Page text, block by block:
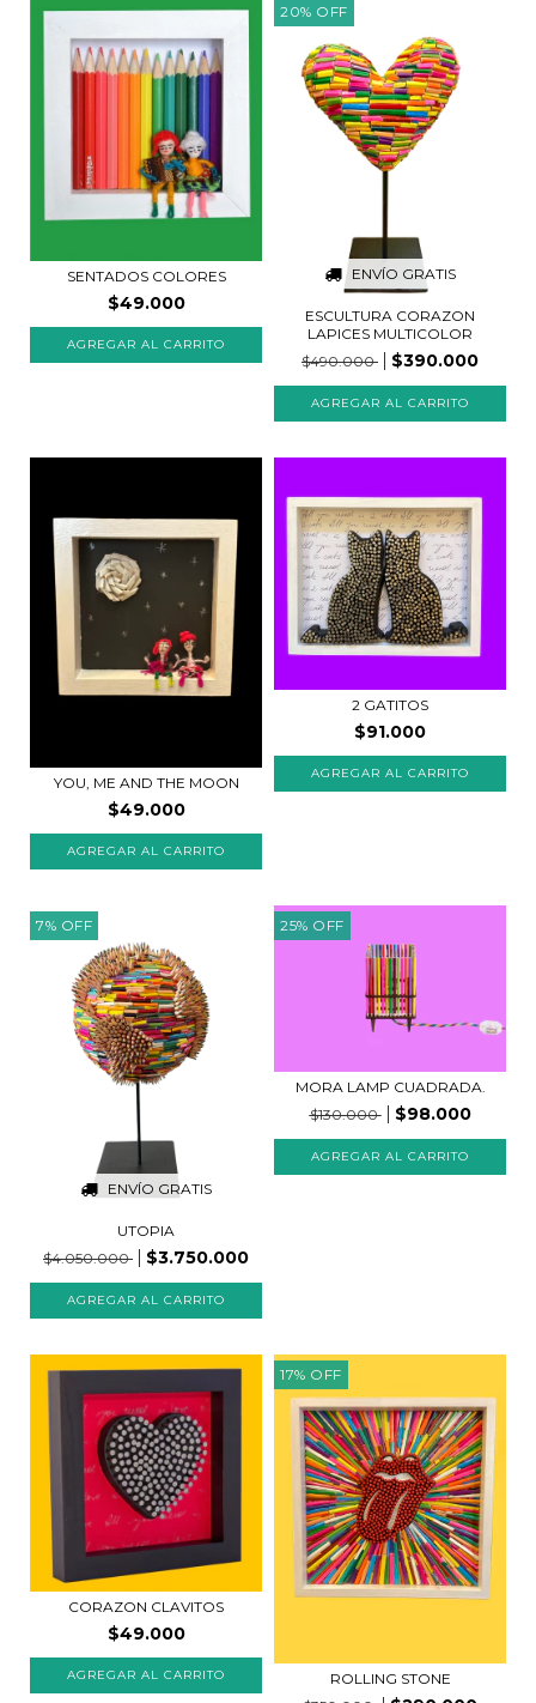
SENTADOS COLORES
$49.000
AGREGAR AL CARRITO
20% OFF
ENVÍO GRATIS
ESCULTURA CORAZON
LAPICES MULTICOLOR
$490.000
$390.000
YOU, ME AND THE MOON
$49.000
2 GATITOS
$91.000
7% OFF
ENVÍO GRATIS
UTOPIA
$4.050.000
$3.750.000
25% OFF
MORA LAMP CUADRADA.
$130.000
$98.000
CORAZON CLAVITOS
$49.000
AGREGAR AL CARRITO
17% OFF
ROLLING STONE